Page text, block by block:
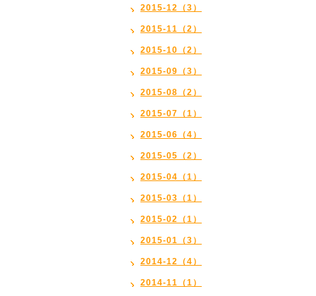
2015-12（3）
2015-11（2）
2015-10（2）
2015-09（3）
2015-08（2）
2015-07（1）
2015-06（4）
2015-05（2）
2015-04（1）
2015-03（1）
2015-02（1）
2015-01（3）
2014-12（4）
2014-11（1）